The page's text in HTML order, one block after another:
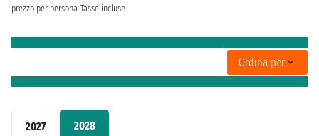
2027 2028
prezzo per persona Tasse incluse
Ordina per